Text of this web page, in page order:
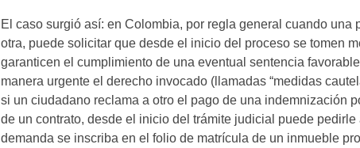
El caso surgió así: en Colombia, por regla general cuando una
otra, puede solicitar que desde el inicio del proceso se tomen
garanticen el cumplimiento de una eventual sentencia
manera urgente el derecho invocado (llamadas “medidas
si un ciudadano reclama a otro el pago de una indemnización
de un contrato, desde el inicio del trámite judicial puede pedirle
demanda se inscriba en el folio de matrícula de un inmueble